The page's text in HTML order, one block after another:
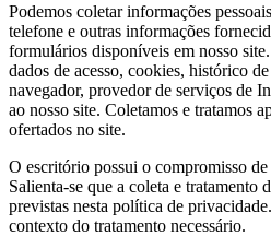
Podemos coletar informações
telefone e outras informações
formulários disponíveis em nosso
dados de acesso, cookies, histórico
navegador, provedor de serviços de
ao nosso site. Coletamos e tratamos
ofertados no site.
O escritório possui o compromisso
Salienta-se que a coleta e tratamento
previstas nesta política de
contexto do tratamento necessário.